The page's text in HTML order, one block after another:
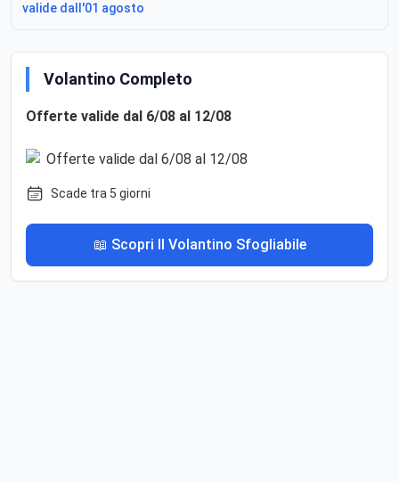
valide dall'01 agosto
Volantino Completo
Offerte valide dal 6/08 al 12/08
Scade tra 5 giorni
📖 Scopri Il Volantino Sfogliabile